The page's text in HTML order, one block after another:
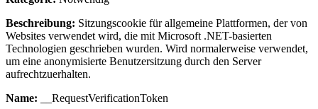
Beschreibung: Sitzungscookie für allgemeine Plattformen, der von
Websites verwendet wird, die mit Microsoft .NET-basierten
Technologien geschrieben wurden. Wird normalerweise verwendet,
um eine anonymisierte Benutzersitzung durch den Server
aufrechtzuerhalten.
Name: __RequestVerificationToken